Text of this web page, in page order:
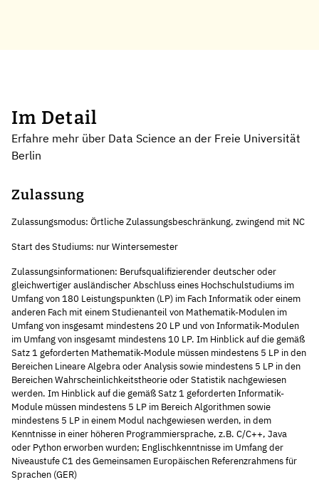
Im Detail
Erfahre mehr über Data Science an der Freie Universität
Berlin
Zulassung
Zulassungsmodus: Örtliche Zulassungsbeschränkung, zwingend mit NC
Start des Studiums: nur Wintersemester
Zulassungsinformationen: Berufsqualifizierender deutscher oder
gleichwertiger ausländischer Abschluss eines Hochschulstudiums im
Umfang von 180 Leistungspunkten (LP) im Fach Informatik oder einem
anderen Fach mit einem Studienanteil von Mathematik-Modulen im
Umfang von insgesamt mindestens 20 LP und von Informatik-Modulen
im Umfang von insgesamt mindestens 10 LP. Im Hinblick auf die gemäß
Satz 1 geforderten Mathematik-Module müssen mindestens 5 LP in den
Bereichen Lineare Algebra oder Analysis sowie mindestens 5 LP in den
Bereichen Wahrscheinlichkeitstheorie oder Statistik nachgewiesen
werden. Im Hinblick auf die gemäß Satz 1 geforderten Informatik-
Module müssen mindestens 5 LP im Bereich Algorithmen sowie
mindestens 5 LP in einem Modul nachgewiesen werden, in dem
Kenntnisse in einer höheren Programmiersprache, z.B. C/C++, Java
oder Python erworben wurden; Englischkenntnisse im Umfang der
Niveaustufe C1 des Gemeinsamen Europäischen Referenzrahmens für
Sprachen (GER)